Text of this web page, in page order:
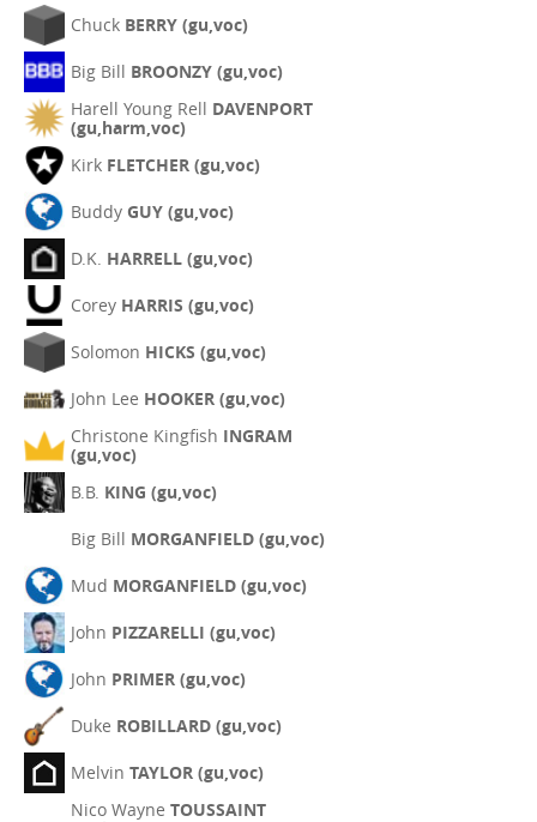
Chuck BERRY (gu,voc)
Big Bill BROONZY (gu,voc)
Harell Young Rell DAVENPORT
(gu,harm,voc)
Kirk FLETCHER (gu,voc)
Buddy GUY (gu,voc)
D.K. HARRELL (gu,voc)
Corey HARRIS (gu,voc)
Solomon HICKS (gu,voc)
John Lee HOOKER (gu,voc)
Christone Kingfish INGRAM
(gu,voc)
B.B. KING (gu,voc)
Big Bill MORGANFIELD (gu,voc)
Mud MORGANFIELD (gu,voc)
John PIZZARELLI (gu,voc)
John PRIMER (gu,voc)
Duke ROBILLARD (gu,voc)
Melvin TAYLOR (gu,voc)
Nico Wayne TOUSSAINT